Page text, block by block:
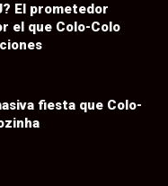
El prometedor
el que Colo-Colo
fiesta que Colo-